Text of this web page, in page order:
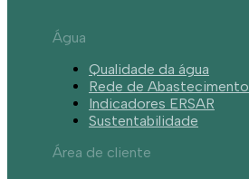
Água
Qualidade da água
Rede de Abastecimento
Indicadores ERSAR
Sustentabilidade
Área de cliente